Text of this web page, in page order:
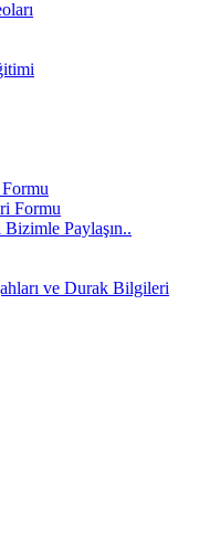
Formu
Paylaşın..
ve Durak Bilgileri